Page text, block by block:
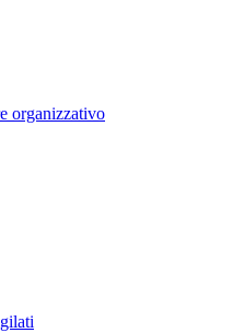
organizzativo